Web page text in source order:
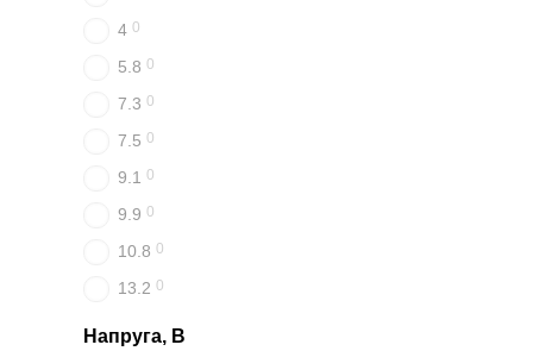
4 0
5.8 0
7.3 0
7.5 0
9.1 0
9.9 0
10.8 0
13.2 0
Напруга, В